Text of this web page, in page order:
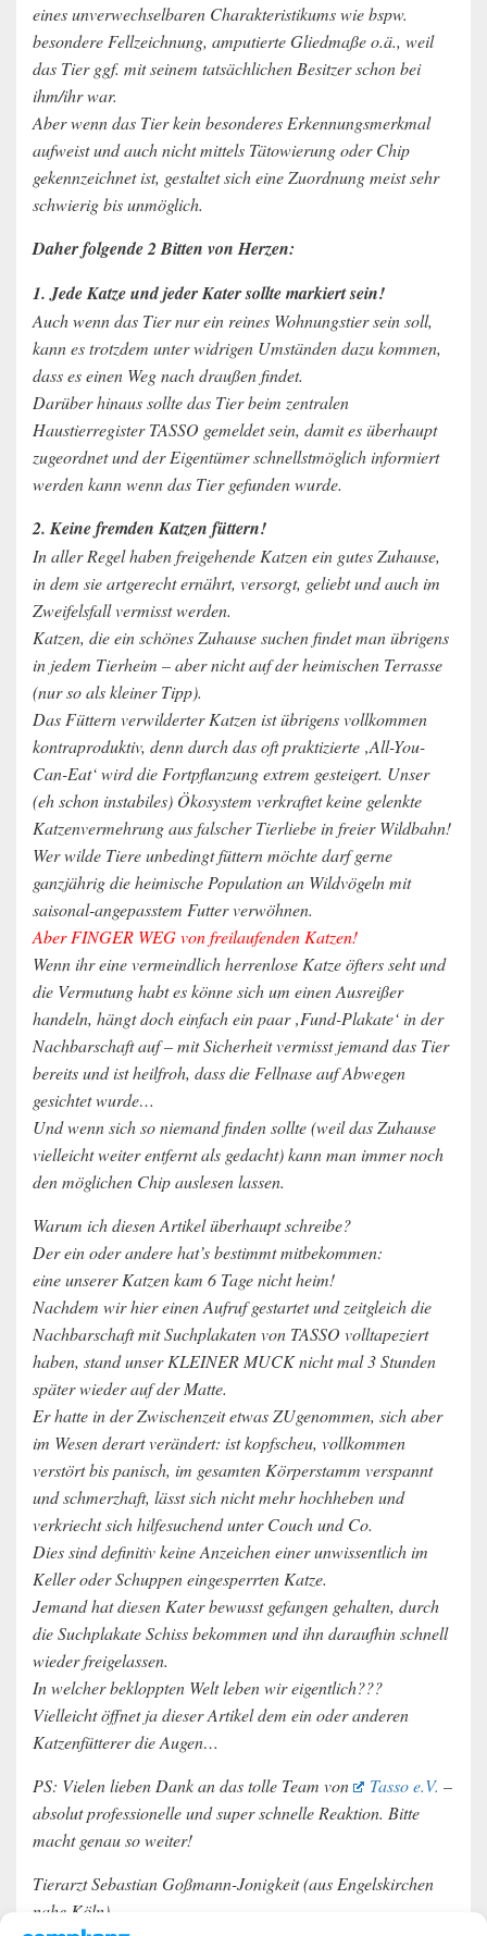
eines unverwechselbaren Charakteristikums wie bspw.
besondere Fellzeichnung, amputierte Gliedmaße o.ä., weil
das Tier ggf. mit seinem tatsächlichen Besitzer schon bei
ihm/ihr war.
Aber wenn das Tier kein besonderes Erkennungsmerkmal
aufweist und auch nicht mittels Tätowierung oder Chip
gekennzeichnet ist, gestaltet sich eine Zuordnung meist sehr
schwierig bis unmöglich.
Daher folgende 2 Bitten von Herzen:
1. Jede Katze und jeder Kater sollte markiert sein!
Auch wenn das Tier nur ein reines Wohnungstier sein soll,
kann es trotzdem unter widrigen Umständen dazu kommen,
dass es einen Weg nach draußen findet.
Darüber hinaus sollte das Tier beim zentralen
Haustierregister TASSO gemeldet sein, damit es überhaupt
zugeordnet und der Eigentümer schnellstmöglich informiert
werden kann wenn das Tier gefunden wurde.
2. Keine fremden Katzen füttern!
In aller Regel haben freigehende Katzen ein gutes Zuhause,
in dem sie artgerecht ernährt, versorgt, geliebt und auch im
Zweifelsfall vermisst werden.
Katzen, die ein schönes Zuhause suchen findet man übrigens
in jedem Tierheim – aber nicht auf der heimischen Terrasse
(nur so als kleiner Tipp).
Das Füttern verwilderter Katzen ist übrigens vollkommen
kontraproduktiv, denn durch das oft praktizierte ‚All-You-
Can-Eat‘ wird die Fortpflanzung extrem gesteigert. Unser
(eh schon instabiles) Ökosystem verkraftet keine gelenkte
Katzenvermehrung aus falscher Tierliebe in freier Wildbahn!
Wer wilde Tiere unbedingt füttern möchte darf gerne
ganzjährig die heimische Population an Wildvögeln mit
saisonal-angepasstem Futter verwöhnen.
Aber FINGER WEG von freilaufenden Katzen!
Wenn ihr eine vermeindlich herrenlose Katze öfters seht und
die Vermutung habt es könne sich um einen Ausreißer
handeln, hängt doch einfach ein paar ‚Fund-Plakate‘ in der
Nachbarschaft auf – mit Sicherheit vermisst jemand das Tier
bereits und ist heilfroh, dass die Fellnase auf Abwegen
gesichtet wurde…
Und wenn sich so niemand finden sollte (weil das Zuhause
vielleicht weiter entfernt als gedacht) kann man immer noch
den möglichen Chip auslesen lassen.
Warum ich diesen Artikel überhaupt schreibe?
Der ein oder andere hat’s bestimmt mitbekommen:
eine unserer Katzen kam 6 Tage nicht heim!
Nachdem wir hier einen Aufruf gestartet und zeitgleich die
Nachbarschaft mit Suchplakaten von TASSO volltapeziert
haben, stand unser KLEINER MUCK nicht mal 3 Stunden
später wieder auf der Matte.
Er hatte in der Zwischenzeit etwas ZUgenommen, sich aber
im Wesen derart verändert: ist kopfscheu, vollkommen
verstört bis panisch, im gesamten Körperstamm verspannt
und schmerzhaft, lässt sich nicht mehr hochheben und
verkriecht sich hilfesuchend unter Couch und Co.
Dies sind definitiv keine Anzeichen einer unwissentlich im
Keller oder Schuppen eingesperrten Katze.
Jemand hat diesen Kater bewusst gefangen gehalten, durch
die Suchplakate Schiss bekommen und ihn daraufhin schnell
wieder freigelassen.
In welcher bekloppten Welt leben wir eigentlich???
Vielleicht öffnet ja dieser Artikel dem ein oder anderen
Katzenfütterer die Augen…
PS: Vielen lieben Dank an das tolle Team von
Tasso e.V. –
absolut professionelle und super schnelle Reaktion. Bitte
macht genau so weiter!
Tierarzt Sebastian Goßmann-Jonigkeit (aus Engelskirchen
nahe Köln)